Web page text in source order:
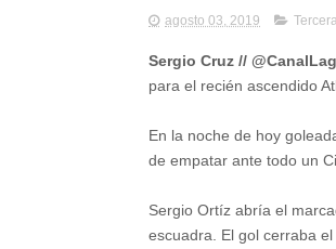
agosto 03, 2019
Sergio Cruz //
para el recién ascendido
En la noche de hoy
de empatar ante todo un
Sergio Ortíz abría el
escuadra. El gol cerraba